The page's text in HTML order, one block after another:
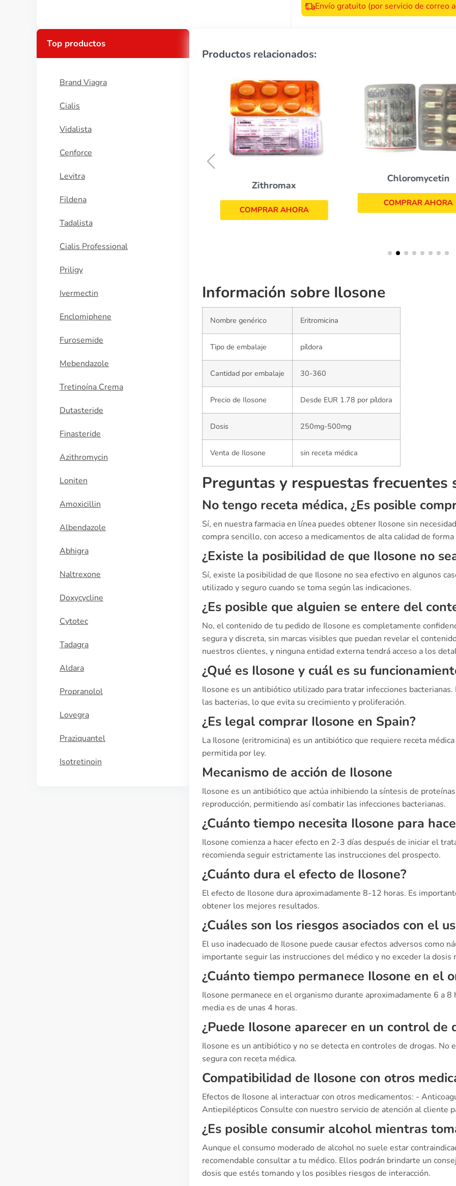
Envío gratuito (por servicio de correo
Top productos
Brand Viagra
Cialis
Vidalista
Cenforce
Levitra
Fildena
Tadalista
Cialis Professional
Priligy
Ivermectin
Enclomiphene
Furosemide
Mebendazole
Tretinoína Crema
Dutasteride
Finasteride
Azithromycin
Loniten
Amoxicillin
Albendazole
Abhigra
Naltrexone
Doxycycline
Cytotec
Tadagra
Aldara
Propranolol
Lovegra
Praziquantel
Isotretinoin
Productos relacionados:
Zithromax
COMPRAR AHORA
Chloromycetin
COMPRAR AHORA
Información sobre Ilosone
Nombre genérico Eritromicina
Tipo de embalaje píldora
Cantidad por embalaje 30-360
Precio de Ilosone Desde EUR 1.78 por píldora
Dosis 250mg-500mg
Venta de Ilosone sin receta médica
Preguntas y respuestas frecuentes
No tengo receta médica, ¿Es posible
Sí, en nuestra farmacia en línea puedes obtener Ilosone sin
compra sencillo, con acceso a medicamentos de alta calidad de
¿Existe la posibilidad de que Ilosone no
Sí, existe la posibilidad de que Ilosone no sea efectivo en algunos
utilizado y seguro cuando se toma según las indicaciones.
¿Es posible que alguien se entere del
No, el contenido de tu pedido de Ilosone es completamente
segura y discreta, sin marcas visibles que puedan revelar el
nuestros clientes, y ninguna entidad externa tendrá acceso a los
¿Qué es Ilosone y cuál es su
Ilosone es un antibiótico utilizado para tratar infecciones
las bacterias, lo que evita su crecimiento y proliferación.
¿Es legal comprar Ilosone en Spain?
La Ilosone (eritromicina) es un antibiótico que requiere receta
permitida por ley.
Mecanismo de acción de Ilosone
Ilosone es un antibiótico que actúa inhibiendo la síntesis de
reproducción, permitiendo así combatir las infecciones bacterianas.
¿Cuánto tiempo necesita Ilosone para
Ilosone comienza a hacer efecto en 2-3 días después de iniciar el
recomienda seguir estrictamente las instrucciones del prospecto.
¿Cuánto dura el efecto de Ilosone?
El efecto de Ilosone dura aproximadamente 8-12 horas. Es
obtener los mejores resultados.
¿Cuáles son los riesgos asociados con el
El uso inadecuado de Ilosone puede causar efectos adversos como
importante seguir las instrucciones del médico y no exceder la dosis
¿Cuánto tiempo permanece Ilosone en el
Ilosone permanece en el organismo durante aproximadamente 6 a
media es de unas 4 horas.
¿Puede Ilosone aparecer en un control de
Ilosone es un antibiótico y no se detecta en controles de drogas. No
segura con receta médica.
Compatibilidad de Ilosone con otros
Efectos de Ilosone al interactuar con otros medicamentos: -
Antiepilépticos Consulte con nuestro servicio de atención al cliente
¿Es posible consumir alcohol mientras
Aunque el consumo moderado de alcohol no suele estar
recomendable consultar a tu médico. Ellos podrán brindarte un
dosis que estés tomando y los posibles riesgos de interacción.